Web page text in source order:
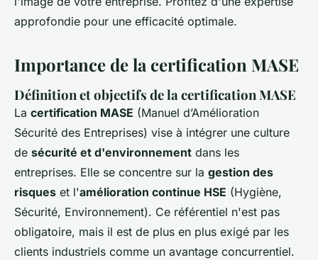
approfondie pour une efficacité optimale.
Importance de la certification MASE
Définition et objectifs de la certification MASE
La certification MASE (Manuel d’Amélioration
Sécurité des Entreprises) vise à intégrer une culture
de sécurité et d'environnement dans les
entreprises. Elle se concentre sur la gestion des
risques et l'amélioration continue HSE (Hygiène,
Sécurité, Environnement). Ce référentiel n'est pas
obligatoire, mais il est de plus en plus exigé par les
clients industriels comme un avantage concurrentiel.